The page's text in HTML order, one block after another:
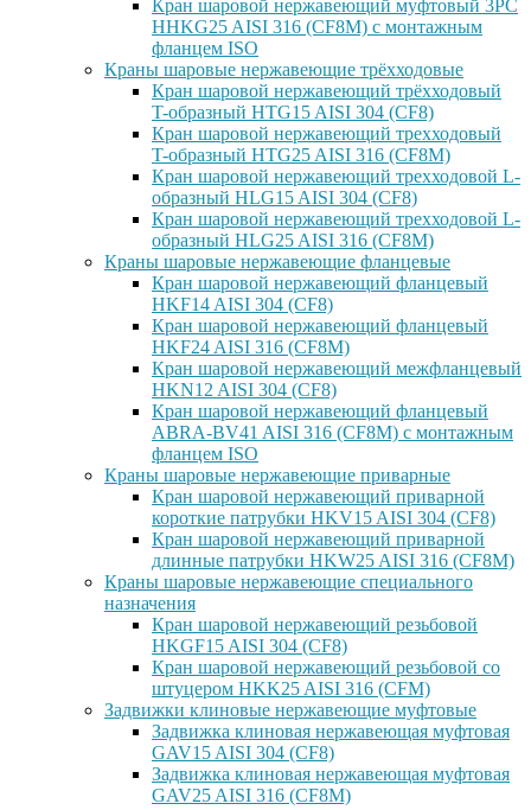
Кран шаровой нержавеющий муфтовый 3PC
HHKG25 AISI 316 (CF8M) с монтажным
фланцем ISO
Краны шаровые нержавеющие трёхходовые
Кран шаровой нержавеющий трёхходовый
T-образный HTG15 AISI 304 (CF8)
Кран шаровой нержавеющий трехходовый
T-образный HTG25 AISI 316 (CF8M)
Кран шаровой нержавеющий трехходовой L-
образный HLG15 AISI 304 (CF8)
Кран шаровой нержавеющий трехходовой L-
образный HLG25 AISI 316 (CF8M)
Краны шаровые нержавеющие фланцевые
Кран шаровой нержавеющий фланцевый
HKF14 AISI 304 (CF8)
Кран шаровой нержавеющий фланцевый
HKF24 AISI 316 (CF8M)
Кран шаровой нержавеющий межфланцевый
HKN12 AISI 304 (CF8)
Кран шаровой нержавеющий фланцевый
ABRA-BV41 AISI 316 (CF8M) с монтажным
фланцем ISO
Краны шаровые нержавеющие приварные
Кран шаровой нержавеющий приварной
короткие патрубки HKV15 AISI 304 (CF8)
Кран шаровой нержавеющий приварной
длинные патрубки HKW25 AISI 316 (CF8M)
Краны шаровые нержавеющие специального
назначения
Кран шаровой нержавеющий резьбовой
HKGF15 AISI 304 (CF8)
Кран шаровой нержавеющий резьбовой со
штуцером HKK25 AISI 316 (CFM)
Задвижки клиновые нержавеющие муфтовые
Задвижка клиновая нержавеющая муфтовая
GAV15 AISI 304 (CF8)
Задвижка клиновая нержавеющая муфтовая
GAV25 AISI 316 (CF8M)